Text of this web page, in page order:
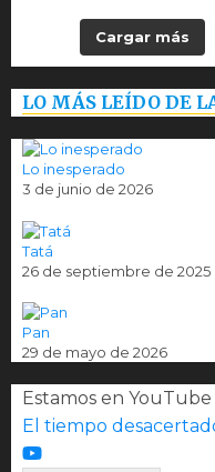
Cargar más
LO MÁS LEÍDO DE
Lo inesperado
3 de junio de 2026
Tatá
26 de septiembre de 2025
Pan
29 de mayo de 2026
Estamos en YouTube
El tiempo